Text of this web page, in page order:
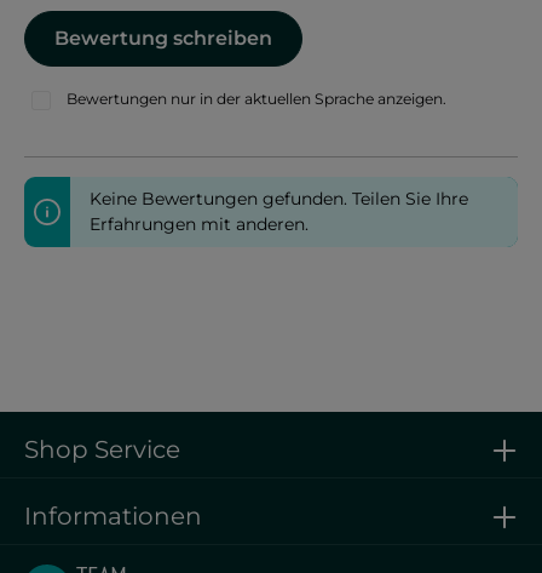
Bewertung schreiben
Bewertungen nur in der aktuellen Sprache anzeigen.
Keine Bewertungen gefunden. Teilen Sie Ihre
Erfahrungen mit anderen.
Shop Service
Informationen